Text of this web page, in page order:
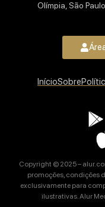
Olímpia, São
InícioSobre
Copyright © 2025 –
promoções, condições
exclusivamente para
ilustrativas. Alur